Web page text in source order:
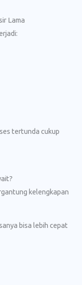
Lama
tertunda cukup
kelengkapan
bisa lebih cepat